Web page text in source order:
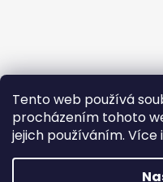
Tento web používá
procházením tohoto
jejich používáním.
Prijímame